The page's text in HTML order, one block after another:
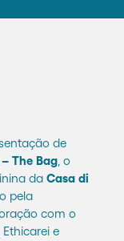
de
The Bag , o
da Casa di
pela
com o
Ethicarei e